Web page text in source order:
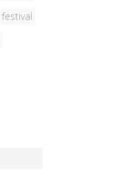
festival